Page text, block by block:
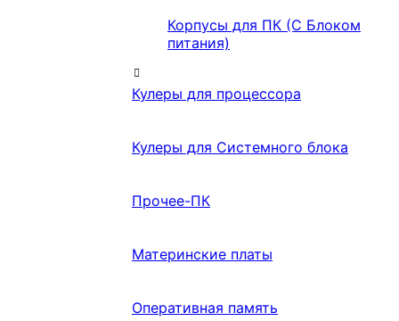
Корпусы для ПК (С Блоком
питания)
Кулеры для процессора
Кулеры для Системного блока
Прочее-ПК
Материнские платы
Оперативная память